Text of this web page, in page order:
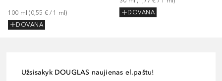
100 ml (0,55 € / 1 ml)
DOVANA
DOVANA
Užsisakyk DOUGLAS naujienas el.paštu!